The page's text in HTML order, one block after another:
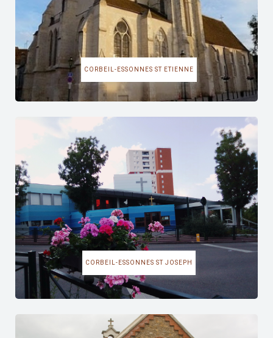
CORBEIL-ESSONNES ST ETIENNE
CORBEIL-ESSONNES ST JOSEPH